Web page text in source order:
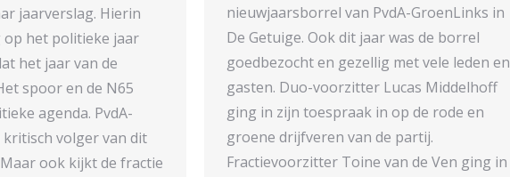
jaarverslag. Hierin
het politieke jaar
het jaar van de
spoor en de N65
agenda. PvdA-
volger van dit
ook kijkt de fractie
nieuwjaarsborrel van PvdA-GroenLinks in
De Getuige. Ook dit jaar was de borrel
goedbezocht en gezellig met vele leden en
gasten. Duo-voorzitter Lucas Middelhoff
ging in zijn toespraak in op de rode en
groene drijfveren van de partij.
Fractievoorzitter Toine van de Ven ging in